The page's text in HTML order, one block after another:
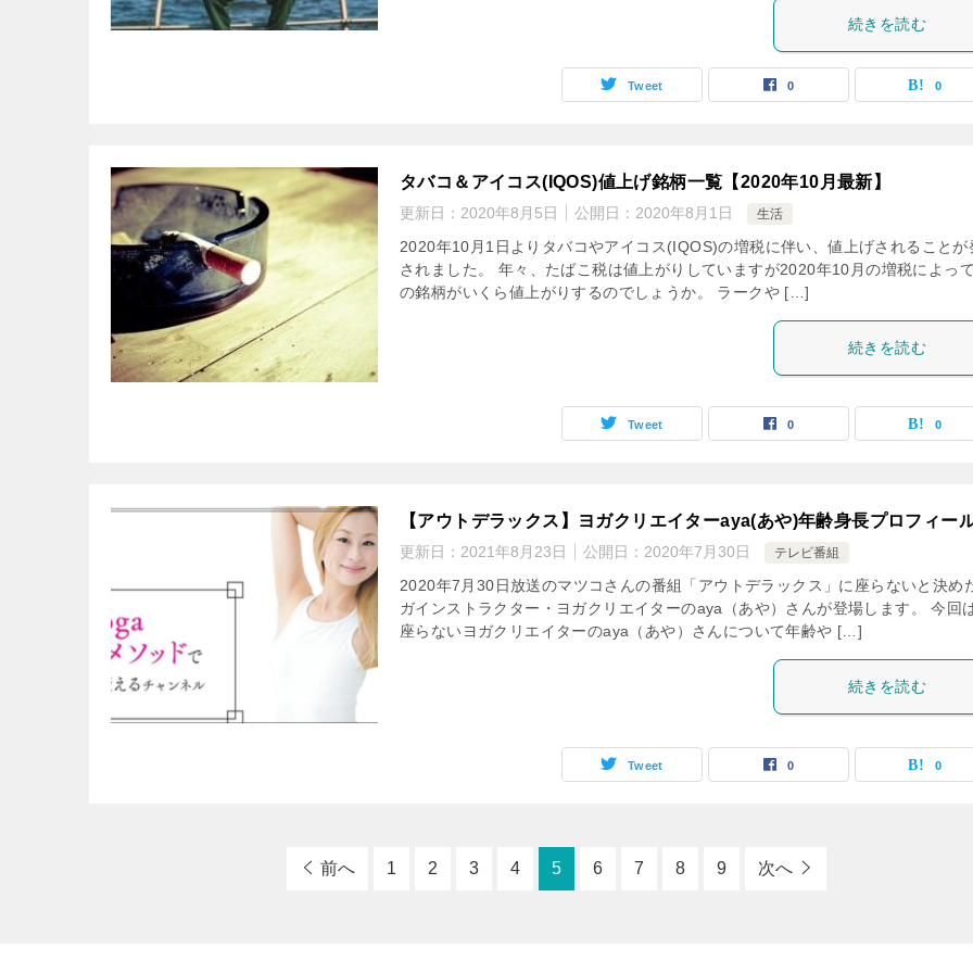
続きを読む
Tweet 0 0
タバコ＆アイコス(IQOS)値上げ銘柄一覧【2020年10月最新】
更新日： 2020年8月5日 公開日： 2020年8月1日 生活
2020年10月1日よりタバコやアイコス(IQOS)の増税に伴い、値上げされることが
されました。 年々、たばこ税は値上がりしていますが2020年10月の増税によっ
の銘柄がいくら値上がりするのでしょうか。 ラークや […]
続きを読む
Tweet 0 0
【アウトデラックス】ヨガクリエイターaya(あや)年齢身長プロフィー
更新日： 2021年8月23日 公開日： 2020年7月30日 テレビ番組
2020年7月30日放送のマツコさんの番組「アウトデラックス」に座らないと決め
ガインストラクター・ヨガクリエイターのaya（あや）さんが登場します。 今回は
座らないヨガクリエイターのaya（あや）さんについて年齢や […]
続きを読む
Tweet 0 0
前へ 1 2 3 4 5 6 7 8 9 次へ